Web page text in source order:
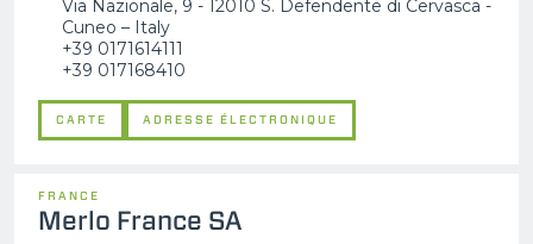
Via Nazionale, 9 - 12010 S. Defendente di Cervasca -
Cuneo – Italy
+39 0171614111
+39 017168410
CARTE ADRESSE ÉLECTRONIQUE
FRANCE
Merlo France SA